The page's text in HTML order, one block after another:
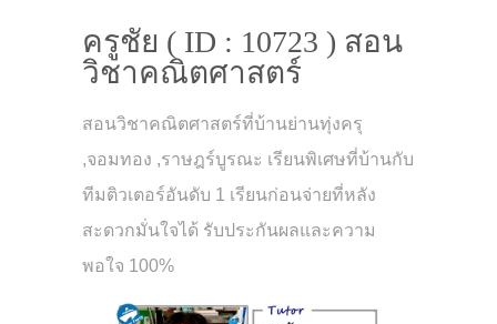
ครูชัย ( ID : 10723 ) สอน
วิชาคณิตศาสตร์
สอนวิชาคณิตศาสตร์ที่บ้านย่านทุ่งครุ
,จอมทอง ,ราษฎร์บูรณะ เรียนพิเศษที่บ้านกับ
ทีมติวเตอร์อันดับ 1 เรียนก่อนจ่ายที่หลัง
สะดวกมั่นใจได้ รับประกันผลและความ
พอใจ 100%